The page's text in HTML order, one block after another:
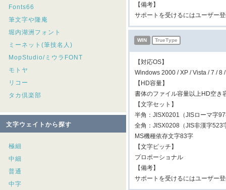
Fonts66
筆文字や隆庵
堀内湖洲フォント
ミーネット(筆技名人)
MopStudio/ミウラFONT
モトヤ
リコー
タカ倶楽部
文字ウェイトから探す
極細
中細
普通
中字
【備考】
サポートを受けるにはユーザー
WIN TrueType
【対応OS】
Windows 2000 / XP / Vista / 7 / 8
【HD容量】
書体のファイル容量以上HD空き
【文字セット】
半角：JISX0201（JISローマ字
全角：JISX0208（JIS非漢字
MS機種依存文字83字
【文字ピッチ】
プロポーショナル
【備考】
サポートを受けるにはユーザー